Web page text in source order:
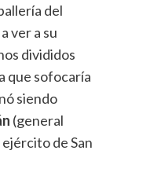
del
ver a su
divididos
que sofocaría
siendo
(general
de San